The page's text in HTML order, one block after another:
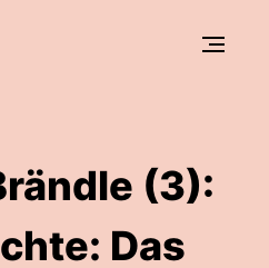
(3):
Das